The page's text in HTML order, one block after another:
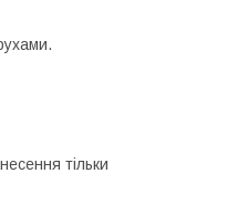
тільки